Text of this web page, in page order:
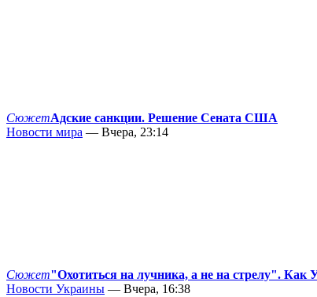
СюжетАдские санкции. Решение Сената США
Новости мира — Вчера, 23:14
Сюжет"Охотиться на лучника, а не на стрелу". Как
Новости Украины — Вчера, 16:38